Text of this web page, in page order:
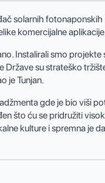
solarnih fotonaponskih
komercijalne
Instalirali smo
Države su strateško
je Tunjan.
gde je bio viši
što ću se pridružiti
kulture i spremna je